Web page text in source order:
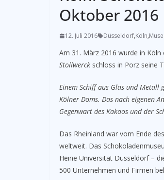
Oktober 2016
12. Juli 2016 Düsseldorf,Köln,
Am 31. März 2016 wurde in
Stollwerck schloss in Porz seine
Einem Schiff aus Glas und
Kölner Doms. Das nach eigenen
Gegenwart des Kakaos und der
Das Rheinland war vom Ende
weltweit. Das
Heine Universität Düsseldorf –
500 Unternehmen und Firmen